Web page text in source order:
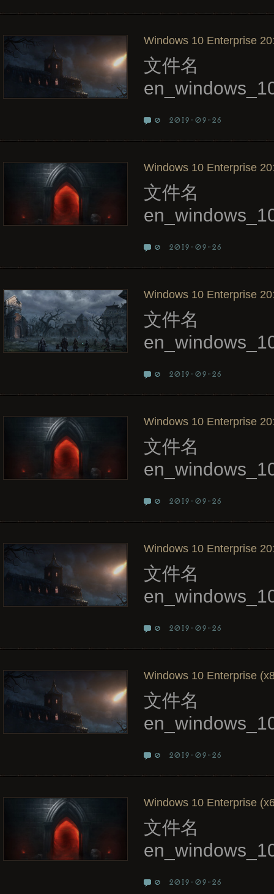
Windows 10 Enterprise
文件名
0 2019-09-26
Windows 10 Enterprise
文件名
0 2019-09-26
Windows 10 Enterprise
文件名
0 2019-09-26
Windows 10 Enterprise
文件名
0 2019-09-26
Windows 10 Enterprise
文件名
0 2019-09-26
Windows 10 Enterprise
文件名
0 2019-09-26
Windows 10 Enterprise
文件名
0 2019-09-26